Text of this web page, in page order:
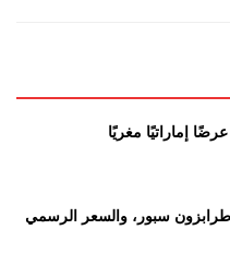
إماراتيًا مغريًا
سبور، والسعر الرسمي